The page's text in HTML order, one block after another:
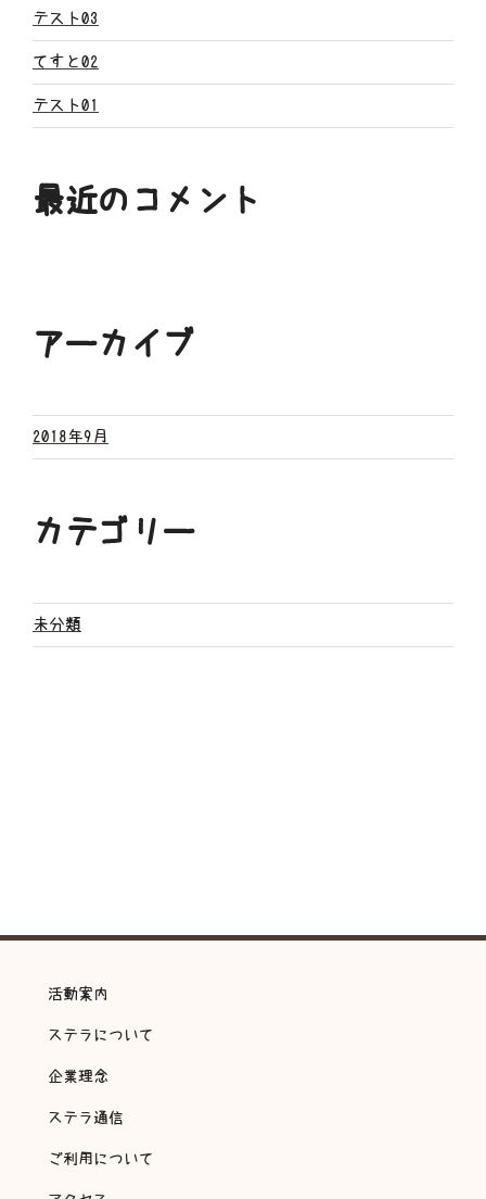
ン
テスト03
てすと02
テスト01
最近のコメント
アーカイブ
2018年9月
カテゴリー
未分類
活動案内
ステラについて
企業理念
ステラ通信
ご利用について